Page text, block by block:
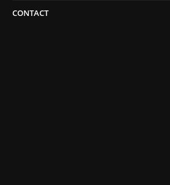
CONTACT